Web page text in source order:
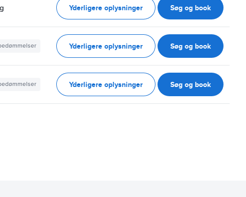
Yderligere oplysninger Søg og book
Yderligere oplysninger Søg og book
Yderligere oplysninger Søg og book